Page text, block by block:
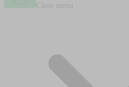
Close menu